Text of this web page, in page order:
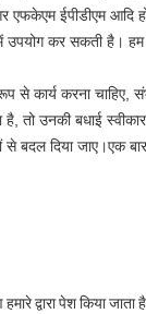
एफकेएम ईपीडीएम आदि
उपयोग कर सकती है।
कार्य करना चाहिए,
है, तो उनकी बधाई
बदल दिया जाए।एक
द्वारा पेश किया